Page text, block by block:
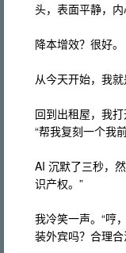
头，表面平静，内
降本增效？很好。
从今天开始，我就
回到出租屋，我
“帮我复刻一个我
AI 沉默了三秒，
识产权。”
我冷笑一声。“哼
装外宾吗？合理